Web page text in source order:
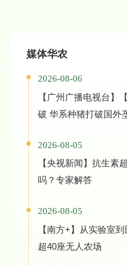
媒体华农
2026-08-06
【广州广播电视台】
破 华系种猪打破国外
2026-08-05
【央视新闻】抗生素
吗？专家解答
2026-08-05
【南方+】从实验室
超40座无人农场